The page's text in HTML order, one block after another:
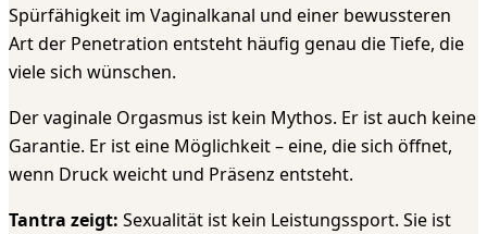
Spürfähigkeit im Vaginalkanal und einer bewussteren
Art der Penetration entsteht häufig genau die Tiefe, die
viele sich wünschen.
Der vaginale Orgasmus ist kein Mythos. Er ist auch keine
Garantie. Er ist eine Möglichkeit – eine, die sich öffnet,
wenn Druck weicht und Präsenz entsteht.
Tantra zeigt: Sexualität ist kein Leistungssport. Sie ist